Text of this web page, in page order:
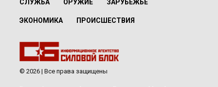
СЛУЖБА ОРУЖИЕ ЗАРУБЕЖЬЕ
ЭКОНОМИКА ПРОИСШЕСТВИЯ
© 2026 | Все права защищены